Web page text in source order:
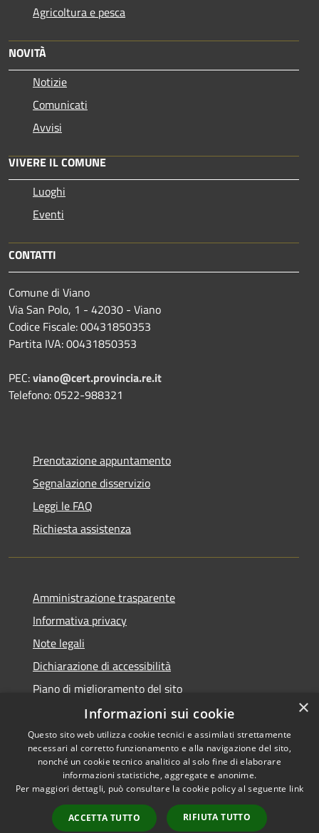
Agricoltura e pesca
NOVITÀ
Notizie
Comunicati
Avvisi
VIVERE IL COMUNE
Luoghi
Eventi
CONTATTI
Comune di Viano
Via San Polo, 1 - 42030 - Viano
Codice Fiscale: 00431850353
Partita IVA: 00431850353
PEC:viano@cert.provincia.re.it
Telefono: 0522-988321
Prenotazione appuntamento
Segnalazione disservizio
Leggi le FAQ
Richiesta assistenza
Amministrazione trasparente
Informativa privacy
Note legali
Dichiarazione di accessibilità
Piano di miglioramento del sito
Accessibilità
Privacy
Mappa del sito
Copyright © 2026 • Comune di
Viano • Powered by
Municipium•Accesso
redazione
×
Informazioni sui cookie
Questo sito web utilizza cookie tecnici e assimilati strettamente
necessari al corretto funzionamento e alla navigazione del sito,
nonché un cookie tecnico analitico al solo fine di elaborare
informazioni statistiche, aggregate e anonime.
Per maggiori dettagli, può consultare la cookie policy al seguente link
ACCETTA TUTTO RIFIUTA TUTTO